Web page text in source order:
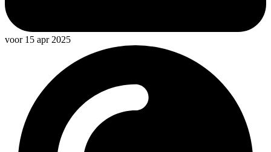
voor 15 apr 2025